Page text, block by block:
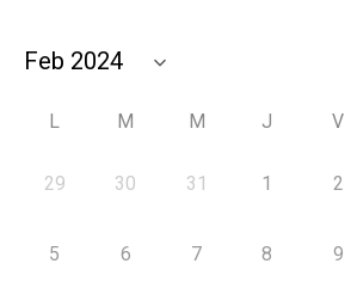
L M M J V
29 30 31 1 2
5 6 7 8 9